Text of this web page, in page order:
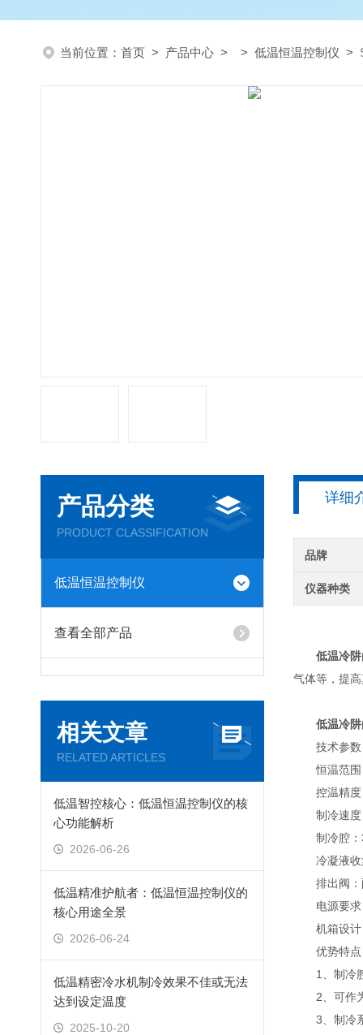
当前位置： 首页 > 产品中心 > > 低温恒温控制仪 >
产品分类
PRODUCT CLASSIFICATION
低温恒温控制仪
查看全部产品
相关文章
RELATED ARTICLES
低温智控核心：低温恒温控制仪的核
心功能解析
2026-06-26
低温精准护航者：低温恒温控制仪的
核心用途全景
2026-06-24
低温精密冷水机制冷效果不佳或无法
达到设定温度
2025-10-20
详细
品牌
仪器种类
低温冷阱
气体等，提
低温冷阱
技术参数
恒温范围
控温精度
制冷速度
制冷腔：
冷凝液收集
排出阀：
电源要求
机箱设计：
优势特点
1、制冷腔
2、可作为
3、制冷系